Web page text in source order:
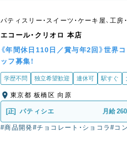
パティスリー・スイーツ・ケーキ屋、工
エコール・クリオロ 本店
《年間休日110日／賞与年2回》世界
ッフ募集！
学歴不問 独立希望歓迎 連休可 駅すぐ
東京都 板橋区 向原
[正] パティシエ 月給
#商品開発#チョコレート・ショコラ#コ